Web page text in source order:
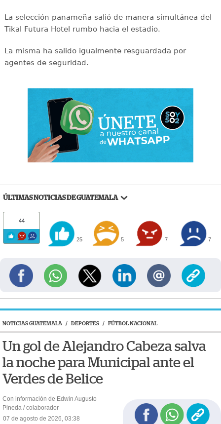
La selección panameña salió de manera simultánea del
Tikal Futura Hotel rumbo hacia el estadio.
La misma ha salido igualmente resguardada por
agentes de seguridad.
ÚLTIMAS NOTICIAS DE GUATEMALA
44
25 5 7 7
NOTICIAS GUATEMALA / DEPORTES / FÚTBOL NACIONAL
Un gol de Alejandro Cabeza salva
la noche para Municipal ante el
Verdes de Belice
Con información de Edwin Augusto
Pineda / colaborador
07 de agosto de 2026, 03:38